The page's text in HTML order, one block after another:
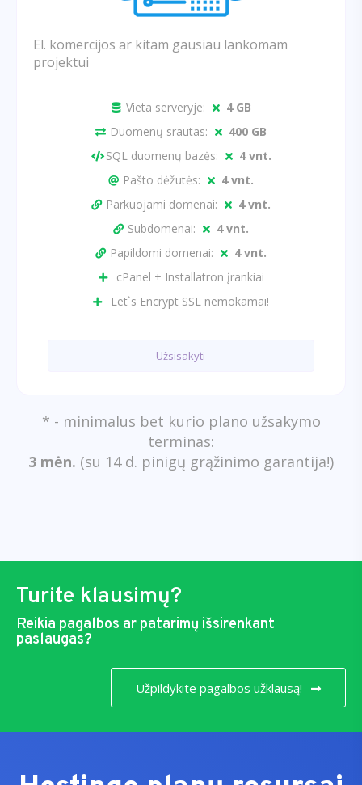
El. komercijos ar kitam gausiau lankomam
projektui
Vieta serveryje:
4 GB
Duomenų srautas:
400 GB
SQL duomenų bazės:
4 vnt.
Pašto dėžutės:
4 vnt.
Parkuojami domenai:
4 vnt.
Subdomenai:
4 vnt.
Papildomi domenai:
4 vnt.
cPanel + Installatron įrankiai
Let`s Encrypt SSL nemokamai!
Užsisakyti
* - minimalus bet kurio plano užsakymo
terminas:
3 mėn. (su 14 d. pinigų grąžinimo garantija!)
Turite klausimų?
Reikia pagalbos ar patarimų išsirenkant
paslaugas?
Užpildykite pagalbos užklausą!